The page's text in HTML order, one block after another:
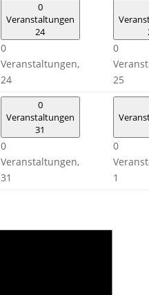
0
Veranstaltungen
24
0
Veranstaltungen,
24
0
25
0
Veranstaltungen
31
0
Veranstaltungen,
31
0
1